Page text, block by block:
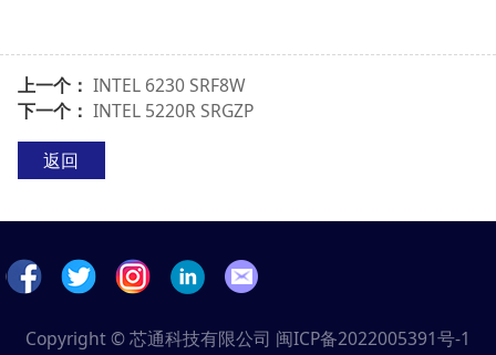
上一个： INTEL 6230 SRF8W
下一个： INTEL 5220R SRGZP
返回
Copyright © 芯通科技有限公司 闽ICP备2022005391号-1